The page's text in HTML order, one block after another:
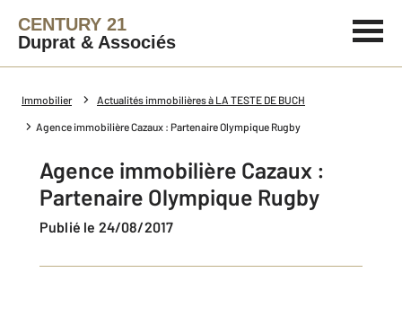
CENTURY 21
Duprat & Associés
Immobilier Actualités immobilières à LA TESTE DE BUCH
Agence immobilière Cazaux : Partenaire Olympique Rugby
Agence immobilière Cazaux :
Partenaire Olympique Rugby
Publié le 24/08/2017